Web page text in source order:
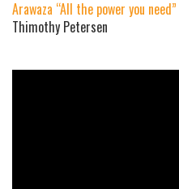
Arawaza “All the power you need”
Thimothy Petersen